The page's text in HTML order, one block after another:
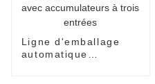
Ligne d'emballage
automatique